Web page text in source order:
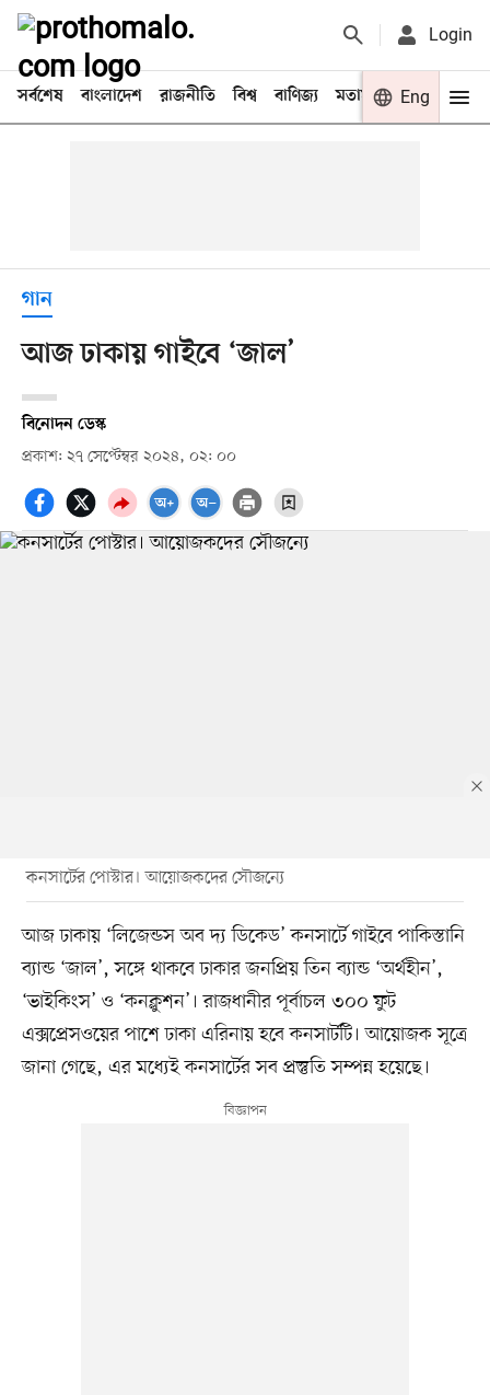
Login
সর্বশেষ বাংলাদেশ রাজনীতি বিশ্ব বাণিজ্য মতামত খেলা
Eng
গান
আজ ঢাকায় গাইবে ‘জাল’
বিনোদন ডেস্ক
প্রকাশ: ২৭ সেপ্টেম্বর ২০২৪, ০২: ০০
কনসার্টের পোস্টার। আয়োজকদের সৌজন্যে
আজ ঢাকায় ‘লিজেন্ডস অব দ্য ডিকেড’ কনসার্টে গাইবে পাকিস্তানি
ব্যান্ড ‘জাল’, সঙ্গে থাকবে ঢাকার জনপ্রিয় তিন ব্যান্ড ‘অর্থহীন’,
‘ভাইকিংস’ ও ‘কনক্লুশন’। রাজধানীর পূর্বাচল ৩০০ ফুট
এক্সপ্রেসওয়ের পাশে ঢাকা এরিনায় হবে কনসার্টটি। আয়োজক সূত্রে
জানা গেছে, এর মধ্যেই কনসার্টের সব প্রস্তুতি সম্পন্ন হয়েছে।